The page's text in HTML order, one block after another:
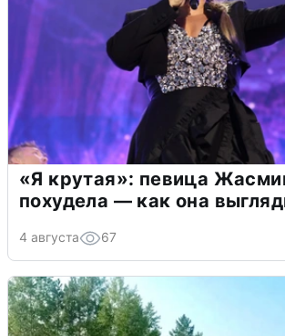
«Я крутая»: певица
похудела — как она
4 августа 67